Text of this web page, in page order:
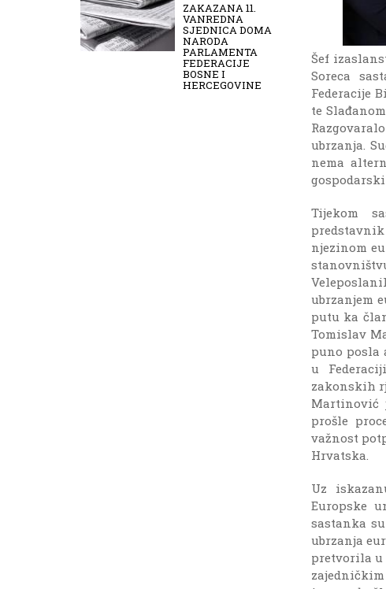
ZAKAZANA 11.
VANREDNA
SJEDNICA DOMA
NARODA
PARLAMENTA
FEDERACIJE
BOSNE I
HERCEGOVINE
Šef
Soreca
Federacije
te
ubrzanja.
nema
Tijekom
njezinom
ubrzanjem
putu ka
Tomislav
puno posla
u
zakonskih
Martinović
prošle
važnost
Hrvatska.
Uz
Europske
sastanka
ubrzanja
pretvorila u